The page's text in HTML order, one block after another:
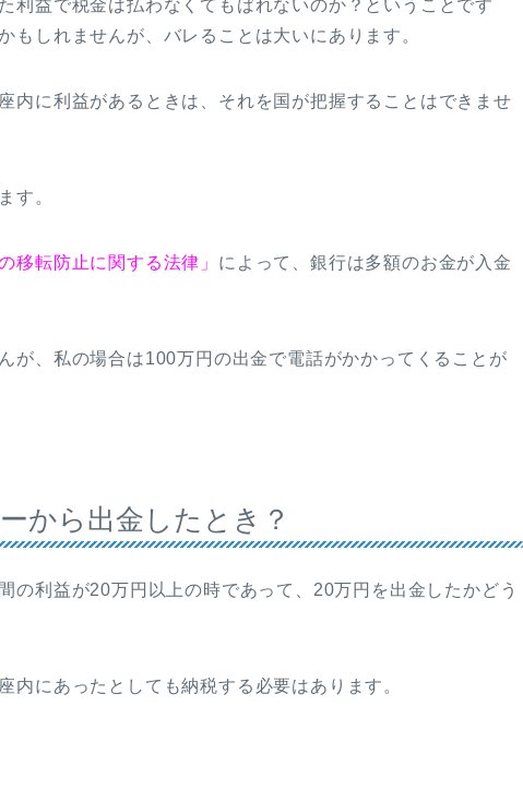
利益で税金は払わなくてもばれないのか？ということです
もしれませんが、バレることは大いにあります。
内に利益があるときは、それを国が把握することはできませ
す。
移転防止に関する法律」 によって、銀行は多額のお金が入金
が、私の場合は100万円の出金で電話がかかってくることが
から出金したとき？
の利益が20万円以上の時であって、20万円を出金したかどう
内にあったとしても納税する必要はあります。